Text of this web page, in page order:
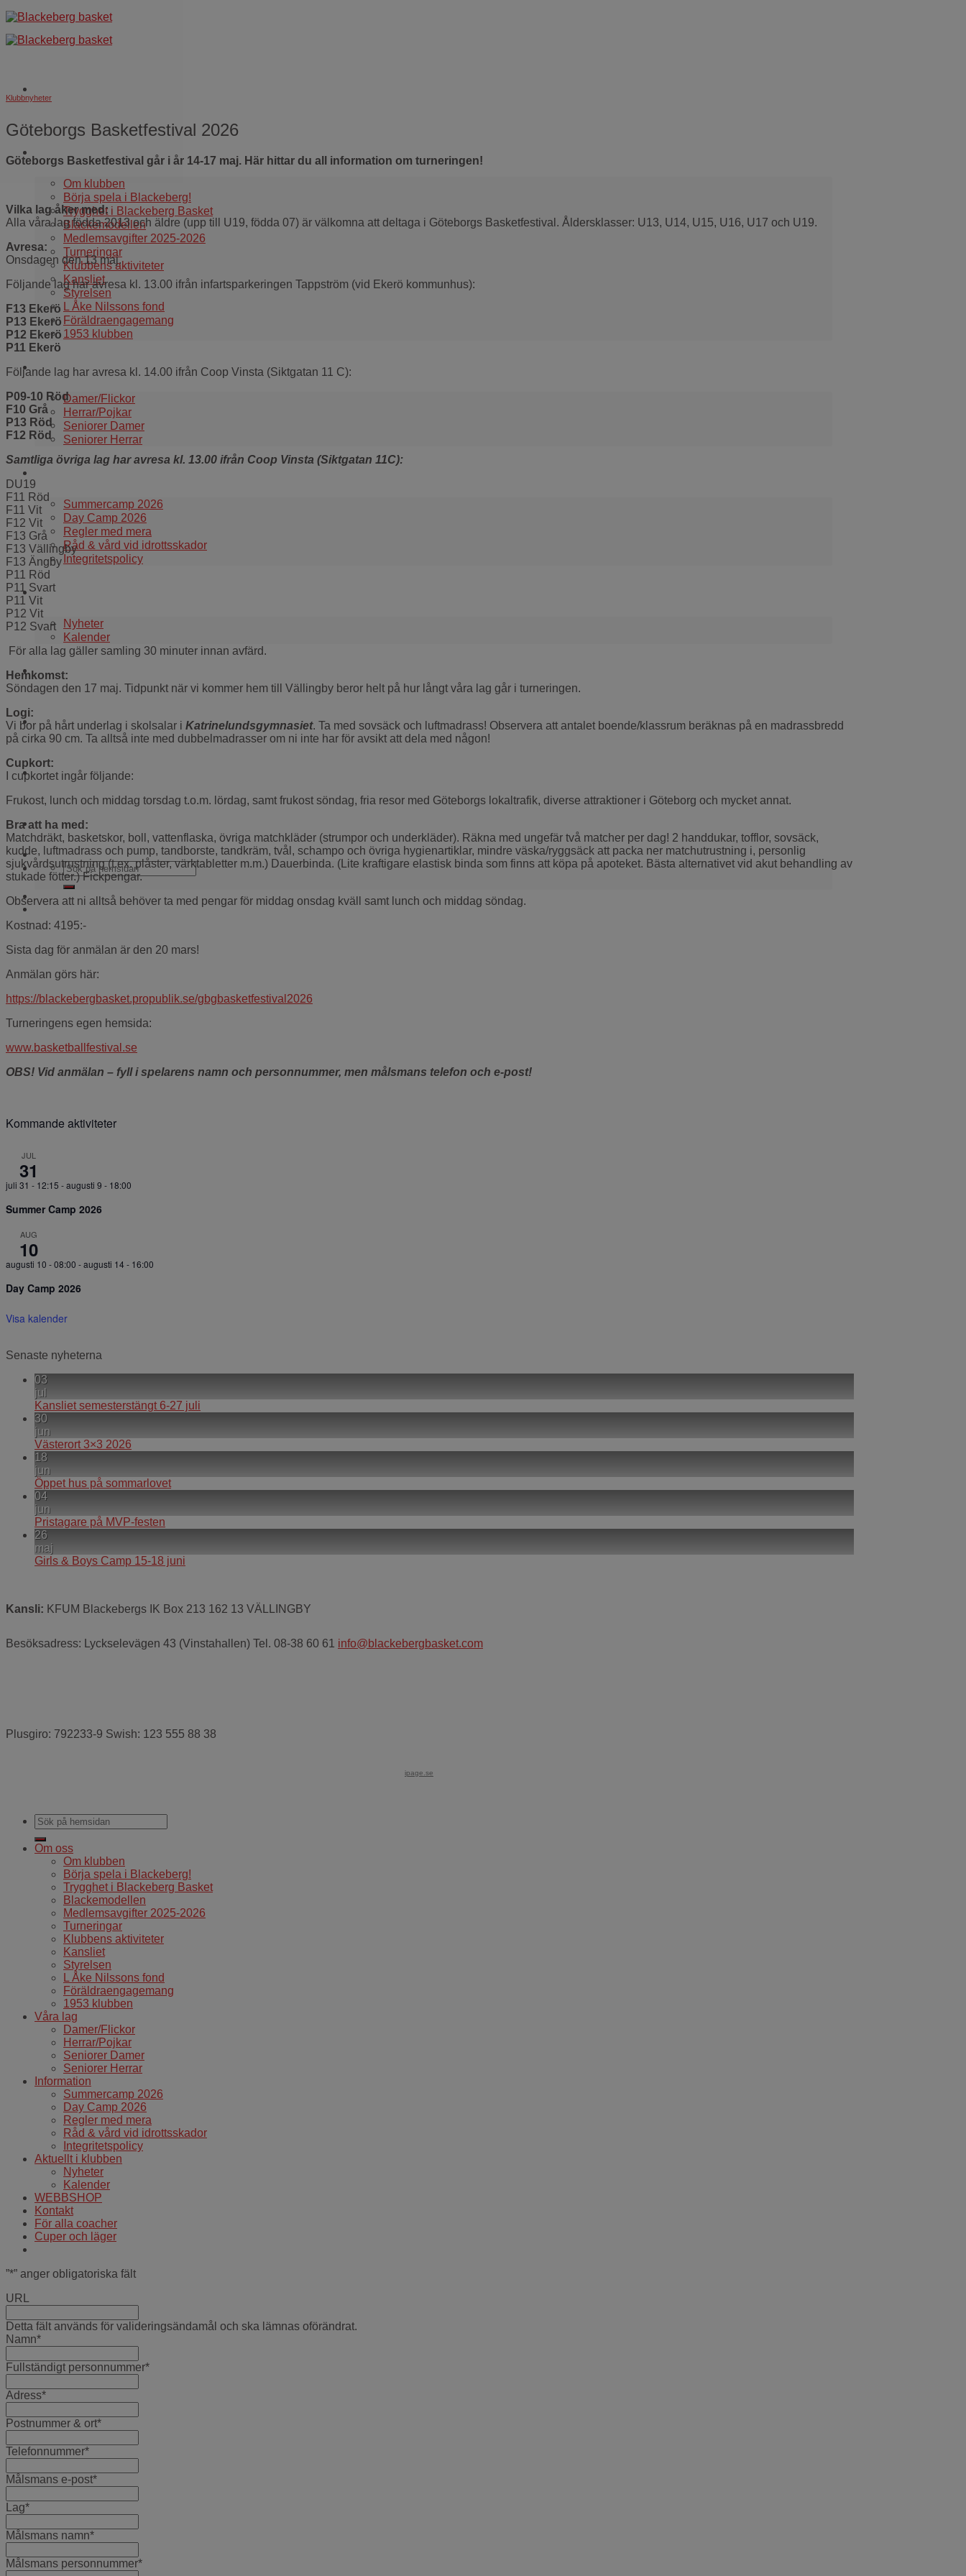
Skip
to
content
Om klubben
Börja spela i Blackeberg!
Trygghet i Blackeberg Basket
Blackemodellen
Medlemsavgifter 2025-2026
Turneringar
Klubbens aktiviteter
Kansliet
Styrelsen
L Åke Nilssons fond
Föräldraengagemang
1953 klubben
Våra lag
Damer/Flickor
Herrar/Pojkar
Seniorer Damer
Seniorer Herrar
Summercamp 2026
Day Camp 2026
Regler med mera
Råd & vård vid idrottsskador
Integritetspolicy
Aktuellt i klubben
Nyheter
Kalender
WEBBSHOP
Kontakt
För alla coacher
Cuper och läger
Klubbnyheter
Göteborgs Basketfestival 2026
Göteborgs Basketfestival går i år 14-17 maj. Här hittar du all information om turneringen!
Vilka lag åker med:
Alla våra lag födda 2013 och äldre (upp till U19, födda 07) är välkomna att deltaga i Göteborgs Basketfestival. Åldersklasser: U13, U14, U15, U16, U17 och U19.
Avresa:
Onsdagen den 13 maj.
Följande lag har avresa kl. 13.00 ifrån infartsparkeringen Tappström (vid Ekerö kommunhus):
F13 Ekerö
P13 Ekerö
P12 Ekerö
P11 Ekerö
Följande lag har avresa kl. 14.00 ifrån Coop Vinsta (Siktgatan 11 C):
P09-10 Röd
F10 Grå
P13 Röd
F12 Röd
Samtliga övriga lag har avresa kl. 13.00 ifrån Coop Vinsta (Siktgatan 11C):
DU19
F11 Röd
F11 Vit
F12 Vit
F13 Grå
F13 Vällingby
F13 Ängby
P11 Röd
P11 Svart
P11 Vit
P12 Vit
P12 Svart
För alla lag gäller samling 30 minuter innan avfärd.
Hemkomst:
Söndagen den 17 maj. Tidpunkt när vi kommer hem till Vällingby beror helt på hur långt våra lag går i turneringen.
Logi:
Vi bor på hårt underlag i skolsalar i Katrinelundsgymnasiet. Ta med sovsäck och luftmadrass! Observera att antalet boende/klassrum beräknas på en madrassbredd
på cirka 90 cm. Ta alltså inte med dubbelmadrasser om ni inte har för avsikt att dela med någon!
Cupkort:
I cupkortet ingår följande:
Frukost, lunch och middag torsdag t.o.m. lördag, samt frukost söndag, fria resor med Göteborgs lokaltrafik, diverse attraktioner i Göteborg och mycket annat.
Bra att ha med:
Matchdräkt, basketskor, boll, vattenflaska, övriga matchkläder (strumpor och underkläder). Räkna med ungefär två matcher per dag! 2 handdukar, tofflor, sovsäck,
kudde, luftmadrass och pump, tandborste, tandkräm, tvål, schampo och övriga hygienartiklar, mindre väska/ryggsäck att packa ner matchutrustning i, personlig
sjukvårdsutrustning (t.ex. plåster, värktabletter m.m.) Dauerbinda. (Lite kraftigare elastisk binda som finns att köpa på apoteket. Bästa alternativet vid akut behandling av
stukade fötter.) Fickpengar.
Observera att ni alltså behöver ta med pengar för middag onsdag kväll samt lunch och middag söndag.
Kostnad: 4195:-
Sista dag för anmälan är den 20 mars!
Anmälan görs här:
https://blackebergbasket.propublik.se/gbgbasketfestival2026
Turneringens egen hemsida:
www.basketballfestival.se
OBS! Vid anmälan – fyll i spelarens namn och personnummer, men målsmans telefon och e-post!
Kommande aktiviteter
JUL
31
juli 31 - 12:15 -augusti 9 - 18:00
Summer Camp 2026
AUG
10
augusti 10 - 08:00 -augusti 14 - 16:00
Day Camp 2026
Visa kalender
Senaste nyheterna
03
jul
Kansliet semesterstängt 6-27 juli
30
jun
Västerort 3×3 2026
18
jun
Öppet hus på sommarlovet
04
jun
Pristagare på MVP-festen
26
maj
Girls & Boys Camp 15-18 juni
Kansli: KFUM Blackebergs IK Box 213 162 13 VÄLLINGBY
Besöksadress: Lyckselevägen 43 (Vinstahallen) Tel. 08-38 60 61 info@blackebergbasket.com
Plusgiro: 792233-9 Swish: 123 555 88 38
ipage.se
Om oss
Om klubben
Börja spela i Blackeberg!
Trygghet i Blackeberg Basket
Blackemodellen
Medlemsavgifter 2025-2026
Turneringar
Klubbens aktiviteter
Kansliet
Styrelsen
L Åke Nilssons fond
Föräldraengagemang
1953 klubben
Våra lag
Damer/Flickor
Herrar/Pojkar
Seniorer Damer
Seniorer Herrar
Information
Summercamp 2026
Day Camp 2026
Regler med mera
Råd & vård vid idrottsskador
Integritetspolicy
Aktuellt i klubben
Nyheter
Kalender
WEBBSHOP
Kontakt
För alla coacher
Cuper och läger
”*” anger obligatoriska fält
URL
Detta fält används för valideringsändamål och ska lämnas oförändrat.
Namn*
Fullständigt personnummer*
Adress*
Postnummer & ort*
Telefonnummer*
Målsmans e-post*
Lag*
Målsmans namn*
Målsmans personnummer*